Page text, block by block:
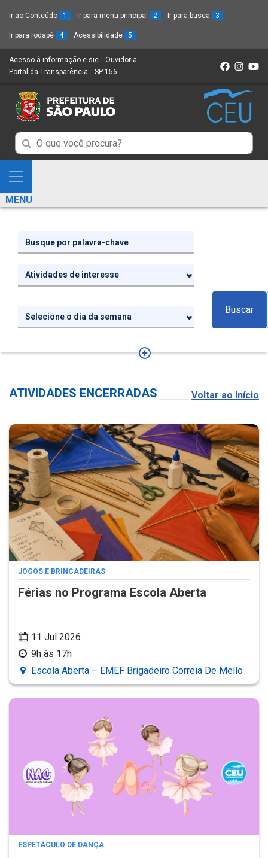
Ir ao Conteúdo 1 Ir para menu principal 2 Ir para busca 3
Ir para rodapé 4 Acessibilidade 5
Acesso à informação e-sic (Link
para
novo
sítio)
Ouvidoria
Portal da Transparência (Link
um
novo
SP 156
Campo
de
Busca
de
Campo
de
de
informações
Mostra
e
Esconde
Menu
MENU
Atividades de interesse
Selecione o dia da semana
Buscar
ATIVIDADES ENCERRADAS Voltar ao Início
JOGOS E BRINCADEIRAS
Férias no Programa Escola Aberta
11 Jul 2026
9h às 17h
Escola Aberta – EMEF Brigadeiro Correia De Mello
ESPETÁCULO DE DANÇA